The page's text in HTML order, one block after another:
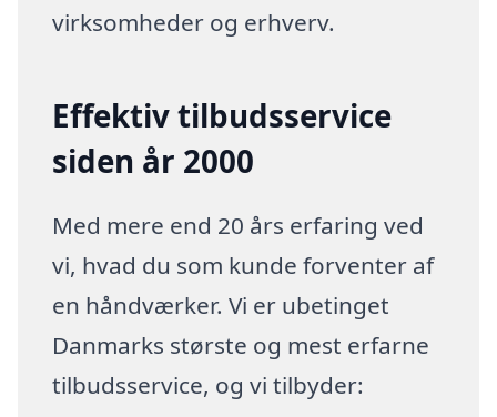
virksomheder og erhverv.
Effektiv tilbudsservice
siden år 2000
Med mere end 20 års erfaring ved
vi, hvad du som kunde forventer af
en håndværker. Vi er ubetinget
Danmarks største og mest erfarne
tilbudsservice, og vi tilbyder: